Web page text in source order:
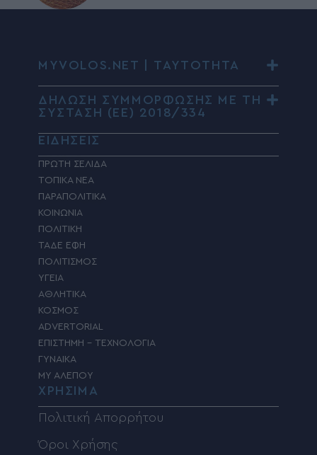
MYVOLOS.NET | ΤΑΥΤΟΤΗΤΑ
ΔΗΛΩΣΗ ΣΥΜΜΟΡΦΩΣΗΣ ΜΕ ΤΗ
ΣΥΣΤΑΣΗ (ΕΕ) 2018/334
ΕΙΔΗΣΕΙΣ
ΠΡΩΤΗ ΣΕΛΙΔΑ
ΤΟΠΙΚΑ ΝΕΑ
ΠΑΡΑΠΟΛΙΤΙΚΑ
ΚΟΙΝΩΝΙΑ
ΠΟΛΙΤΙΚΗ
ΤΑΔΕ ΕΦΗ
ΠΟΛΙΤΙΣΜΟΣ
ΥΓΕΙΑ
ΑΘΛΗΤΙΚΑ
ΚΟΣΜΟΣ
ADVERTORIAL
ΕΠΙΣΤΗΜΗ – ΤΕΧΝΟΛΟΓΙΑ
ΓΥΝΑΙΚΑ
MY ΑΛΕΠΟΥ
ΧΡΗΣΙΜΑ
Πολιτική Απορρήτου
Όροι Χρήσης